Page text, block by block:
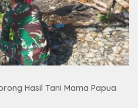
Hasil Tani Mama Papua